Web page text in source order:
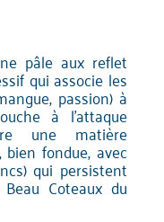
pâle aux reflet
qui associe les
passion) à
à l'attaque
une matière
fondue, avec
qui persistent
Coteaux du